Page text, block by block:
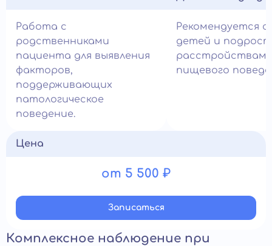
Работа с
родственниками
пациента для выявления
факторов,
поддерживающих
патологическое
поведение.
Рекомендуется
детей и
пищевого
Цена
от 5 500 ₽
Записатьcя
Комплексное наблюдение при